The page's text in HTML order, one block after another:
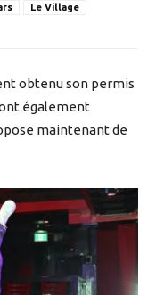
Le Village
obtenu son permis
également
maintenant de